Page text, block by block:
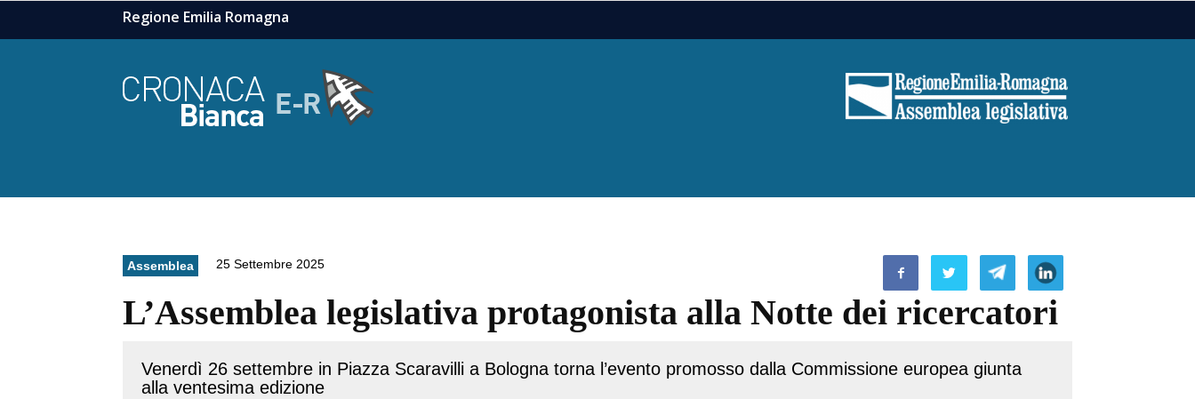
Regione Emilia Romagna
Assemblea 25 Settembre 2025
L’Assemblea legislativa protagonista alla Notte dei ricercatori
Venerdì 26 settembre in Piazza Scaravilli a Bologna torna l’evento promosso dalla Commissione europea giunta
alla ventesima edizione